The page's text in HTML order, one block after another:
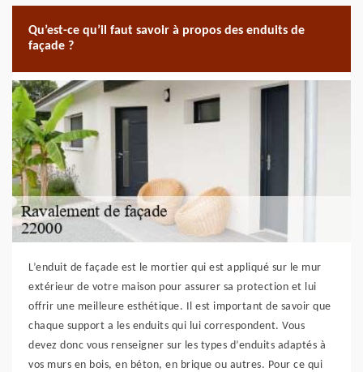
Qu’est-ce qu’il faut savoir à propos des enduits de
façade ?
L’enduit de façade est le mortier qui est appliqué sur le mur
extérieur de votre maison pour assurer sa protection et lui
offrir une meilleure esthétique. Il est important de savoir que
chaque support a les enduits qui lui correspondent. Vous
devez donc vous renseigner sur les types d’enduits adaptés à
vos murs en bois, en béton, en brique ou autres. Pour ce qui